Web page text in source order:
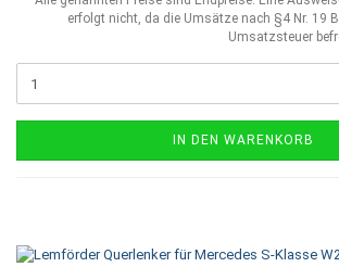
erfolgt nicht, da die Umsätze nach §4 Nr. 19
Umsatzsteuer
IN DEN WARENKORB